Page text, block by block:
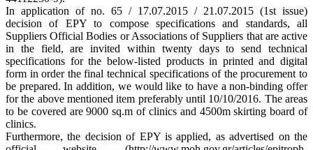
In application of no. 65 / 17.07.2015 / 21.07.2015 (1st issue)
decision of EPY to compose specifications and standards, all
Suppliers Official Bodies or Associations of Suppliers that are active
in the field, are invited within twenty days to send technical
specifications for the below-listed products in printed and digital
form in order the final technical specifications of the procurement to
be prepared. In addition, we would like to have a non-binding offer
for the above mentioned item preferably until 10/10/2016. The areas
to be covered are 9000 sq.m of clinics and 4500m skirting board of
clinics.
Furthermore, the decision of EPY is applied, as advertised on the